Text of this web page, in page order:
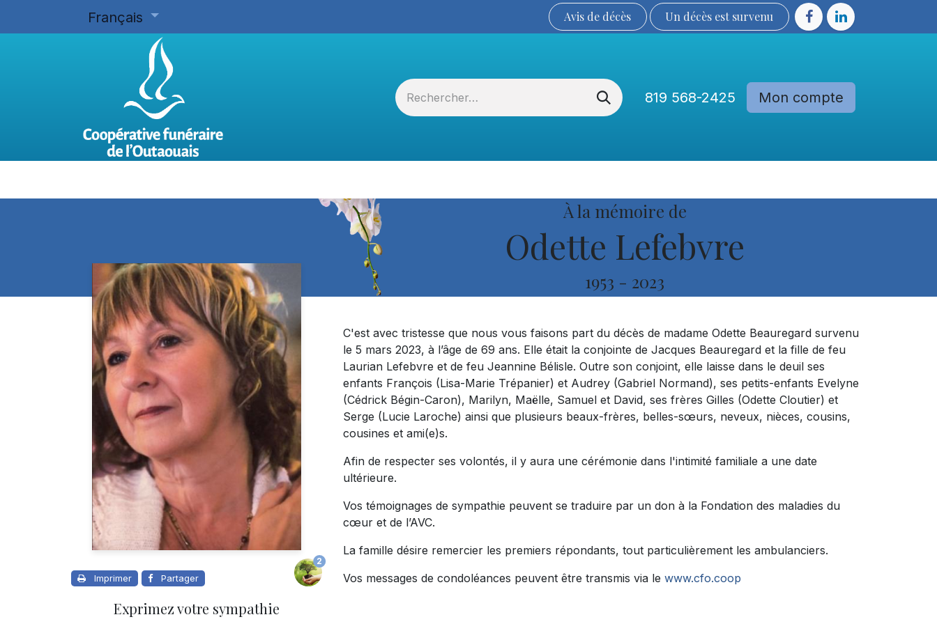
Français Avis de décès Un décès est sur​​​​​​​​ve​nu​​​​​​​​​​
819 568-2425 Mon compte
À la mémoire de
Odette Lefebvre
1953 - 2023
Imprimer Partager
2
Exprimez votre sympathie
C'est avec tristesse que nous vous faisons part du décès de madame Odette Beauregard survenu
le 5 mars 2023, à l’âge de 69 ans. Elle était la conjointe de Jacques Beauregard et la fille de feu
Laurian Lefebvre et de feu Jeannine Bélisle. Outre son conjoint, elle laisse dans le deuil ses
enfants François (Lisa-Marie Trépanier) et Audrey (Gabriel Normand), ses petits-enfants Evelyne
(Cédrick Bégin-Caron), Marilyn, Maëlle, Samuel et David, ses frères Gilles (Odette Cloutier) et
Serge (Lucie Laroche) ainsi que plusieurs beaux-frères, belles-sœurs, neveux, nièces, cousins,
cousines et ami(e)s.
Afin de respecter ses volontés, il y aura une cérémonie dans l'intimité familiale a une date
ultérieure.
Vos témoignages de sympathie peuvent se traduire par un don à la Fondation des maladies du
cœur et de l’AVC.
La famille désire remercier les premiers répondants, tout particulièrement les ambulanciers.
Vos messages de condoléances peuvent être transmis via le www.cfo.coop